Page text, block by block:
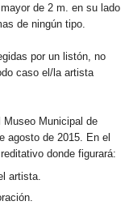
de 2 m. en su lado
de ningún tipo.
por un listón, no
caso el/la artista
Museo Municipal de
agosto de 2015. En el
donde figurará:
artista.